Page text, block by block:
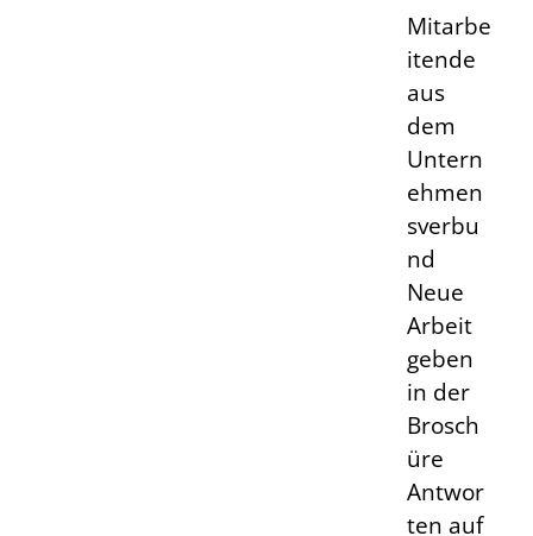
Mitarbe
itende
aus
dem
Untern
ehmen
sverbu
nd
Neue
Arbeit
geben
in der
Brosch
üre
Antwor
ten auf